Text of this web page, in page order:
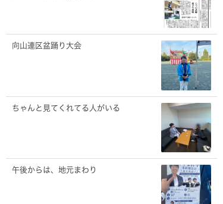
向山連区盆踊り大会
ちゃんと見てくれてる人がいる
午後からは、地元まわり